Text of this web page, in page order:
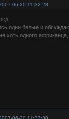
06-20 11:32:28
одни белые и
хоть одного